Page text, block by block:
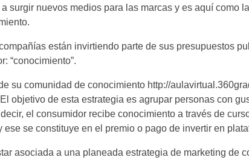
surgir nuevos medios para las marcas y es aquí
están invirtiendo parte de sus presupuestos
“conocimiento”.
su comunidad de conocimiento http://
objetivo de esta estrategia es agrupar personas con
el consumidor recibe conocimiento a través de
se constituye en el premio o pago de invertir en
asociada a una planeada estrategia de marketing